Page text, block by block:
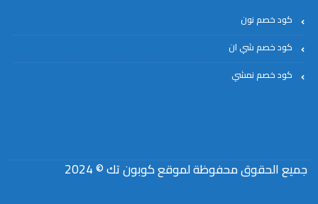
كود خصم نون
كود خصم شي ان
كود خصم نمشي
جميع الحقوق محفوظة لموقع كوبون تك © 2024